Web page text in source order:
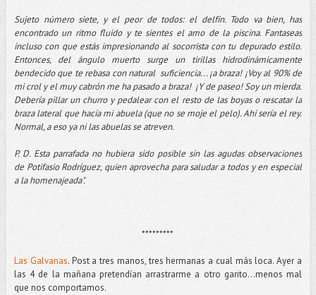
Sujeto número siete, y el peor de todos: el delfín. Todo va bien, has
encontrado un ritmo fluido y te sientes el amo de la piscina. Fantaseas
incluso con que estás impresionando al socorrista con tu depurado estilo.
Entonces, del ángulo muerto surge un tirillas hidrodinámicamente
bendecido que te rebasa con natural suficiencia... ¡a braza! ¡Voy al 90% de
mi crol y el muy cabrón me ha pasado a braza! ¡Y de paseo! Soy un mierda.
Debería pillar un churro y pedalear con el resto de las boyas o rescatar la
braza lateral que hacía mi abuela (que no se moje el pelo). Ahí sería el rey.
Normal, a eso ya ni las abuelas se atreven.
P. D. Esta parrafada no hubiera sido posible sin las agudas observaciones
de Potifasio Rodríguez, quien aprovecha para saludar a todos y en especial
a la homenajeada".
*********
Las Galvanas. Post a tres manos, tres hermanas a cual más loca. Ayer a
las 4 de la mañana pretendían arrastrarme a otro garito...menos mal
que nos comportamos.